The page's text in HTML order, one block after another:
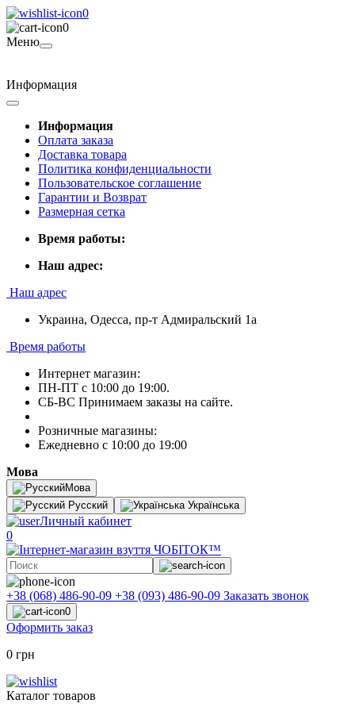
0
0
Меню
Информация
Информация
Оплата заказа
Доставка товара
Политика конфиденциальности
Пользовательское соглашение
Гарантии и Возврат
Размерная сетка
Время работы:
Наш адрес:
Наш адрес
Украина, Одесса, пр-т Адмиральский 1а
Время работы
Интернет магазин:
ПН-ПТ с 10:00 до 19:00.
СБ-ВС Принимаем заказы на сайте.
Розничные магазины:
Ежедневно с 10:00 до 19:00
Мова
Мова
Русский
Українська
Личный кабинет
0
+38 (068) 486-90-09 +38 (093) 486-90-09 Заказать звонок
0
Оформить заказ
0 грн
Каталог товаров